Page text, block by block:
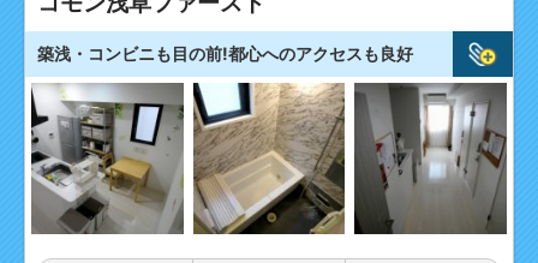
築浅・コンビニも目の前!都心へのアクセスも良好